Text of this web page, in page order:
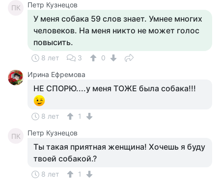
ПК Петр Кузнецов
У меня собака 59 слов знает. Умнее многих
человеков. На меня никто не может голос
повысить.
8 лет 3
0
Ирина Ефремова
НЕ СПОРЮ....у меня ТОЖЕ была собака!!!
8 лет 1
ПК Петр Кузнецов
Ты такая приятная женщина! Хочешь я буду
твоей собакой.?
8 лет 1